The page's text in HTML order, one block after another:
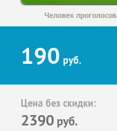
Человек
190 руб.
Цена без скидки:
2390 руб.